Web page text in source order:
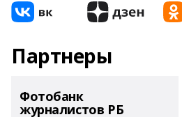
Партнеры
Фотобанк
журналистов РБ